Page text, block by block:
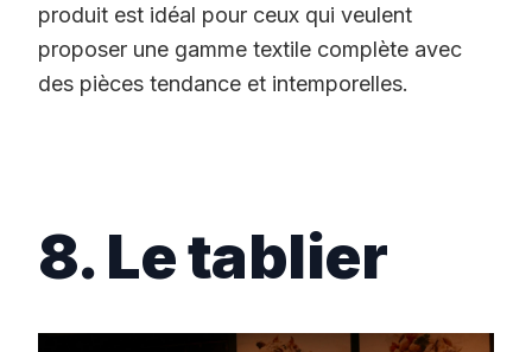
produit est idéal pour ceux qui veulent
proposer une gamme textile complète avec
des pièces tendance et intemporelles.
8. Le tablier